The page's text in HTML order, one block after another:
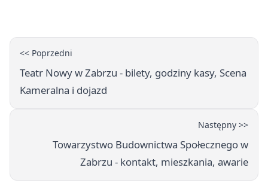
<< Poprzedni
Teatr Nowy w Zabrzu - bilety, godziny kasy, Scena
Kameralna i dojazd
Następny >>
Towarzystwo Budownictwa Społecznego w
Zabrzu - kontakt, mieszkania, awarie